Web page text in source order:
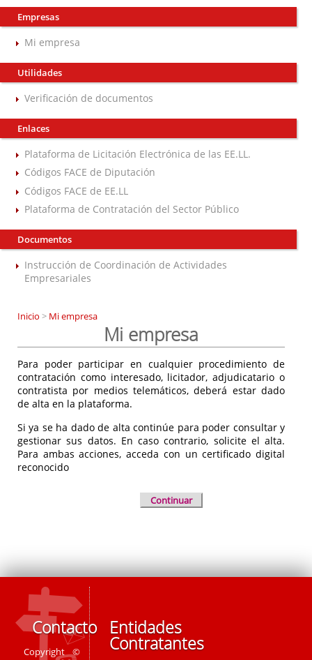
Empresas
Mi empresa
Utilidades
Verificación de documentos
Enlaces
Plataforma de Licitación Electrónica de las EE.LL.
Códigos FACE de Diputación
Códigos FACE de EE.LL
Plataforma de Contratación del Sector Público
Documentos
Instrucción de Coordinación de Actividades
Empresariales
Inicio > Mi empresa
Mi empresa
Para poder participar en cualquier procedimiento de
contratación como interesado, licitador, adjudicatario o
contratista por medios telemáticos, deberá estar dado
de alta en la plataforma.
Si ya se ha dado de alta continúe para poder consultar y
gestionar sus datos. En caso contrario, solicite el alta.
Para ambas acciones, acceda con un certificado digital
reconocido
Continuar
Contacto
Copyright ©
Entidades
Contratantes